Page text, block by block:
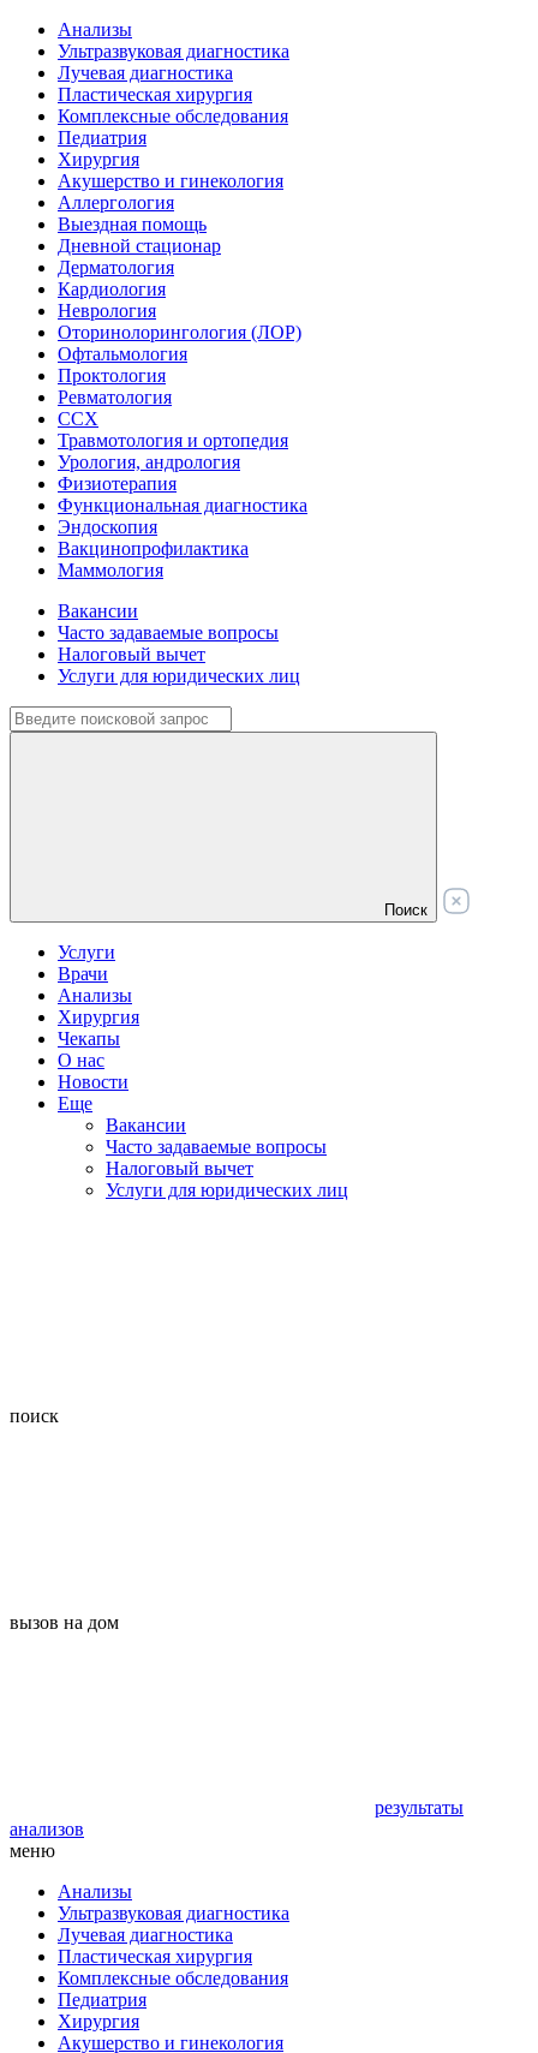
Анализы
Ультразвуковая диагностика
Лучевая диагностика
Пластическая хирургия
Комплексные обследования
Педиатрия
Хирургия
Акушерство и гинекология
Аллергология
Выездная помощь
Дневной стационар
Дерматология
Кардиология
Неврология
Оторинолорингология (ЛОР)
Офтальмология
Проктология
Ревматология
ССХ
Травмотология и ортопедия
Урология, андрология
Физиотерапия
Функциональная диагностика
Эндоскопия
Вакцинопрофилактика
Маммология
Вакансии
Часто задаваемые вопросы
Налоговый вычет
Услуги для юридических лиц
Поиск
Услуги
Врачи
Анализы
Хирургия
Чекапы
О нас
Новости
Еще
Вакансии
Часто задаваемые вопросы
Налоговый вычет
Услуги для юридических лиц
поиск
вызов на дом
результаты
анализов
меню
Анализы
Ультразвуковая диагностика
Лучевая диагностика
Пластическая хирургия
Комплексные обследования
Педиатрия
Хирургия
Акушерство и гинекология